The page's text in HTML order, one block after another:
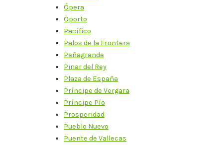
Ópera
Oporto
Pacífico
Palos de la Frontera
Peñagrande
Pinar del Rey
Plaza de España
Príncipe de Vergara
Príncipe Pío
Prosperidad
Pueblo Nuevo
Puente de Vallecas